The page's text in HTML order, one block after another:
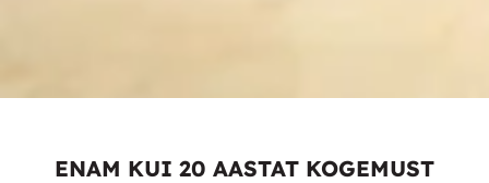
ENAM KUI 20 AASTAT KOGEMUST